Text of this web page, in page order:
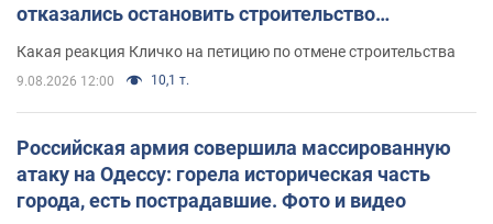
отказались остановить строительство
Какая реакция Кличко на петицию по отмене строительства
9.08.2026 12:00 10,1 т.
Российская армия совершила массированную
атаку на Одессу: горела историческая часть
города, есть пострадавшие. Фото и видео